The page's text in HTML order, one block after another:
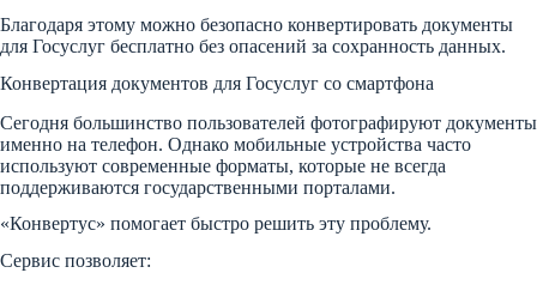
Благодаря этому можно безопасно конвертировать документы
для Госуслуг бесплатно без опасений за сохранность данных.
Конвертация документов для Госуслуг со смартфона
Сегодня большинство пользователей фотографируют документы
именно на телефон. Однако мобильные устройства часто
используют современные форматы, которые не всегда
поддерживаются государственными порталами.
«Конвертус» помогает быстро решить эту проблему.
Сервис позволяет: